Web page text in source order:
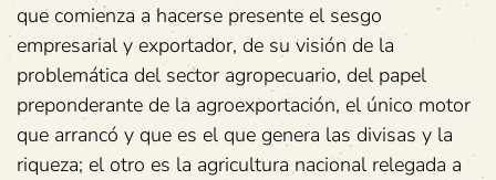
que comienza a hacerse presente el sesgo
empresarial y exportador, de su visión de la
problemática del sector agropecuario, del papel
preponderante de la agroexportación, el único motor
que arrancó y que es el que genera las divisas y la
riqueza; el otro es la agricultura nacional relegada a